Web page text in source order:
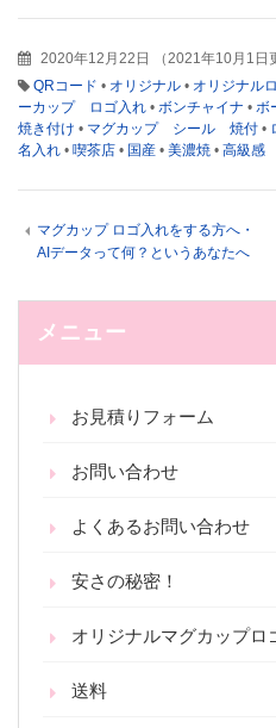
2020年12月22日 （2021年10月1日
QRコード • オリジナル • オリジナル
ーカップ ロゴ入れ • ボンチャイナ • ボ
焼き付け • マグカップ シール 焼付 •
名入れ • 喫茶店 • 国産 • 美濃焼 • 高級感
マグカップ ロゴ入れをする方へ・
AIデータって何？というあなたへ
メニュー
お見積りフォーム
お問い合わせ
よくあるお問い合わせ
安さの秘密！
オリジナルマグカップロ
送料